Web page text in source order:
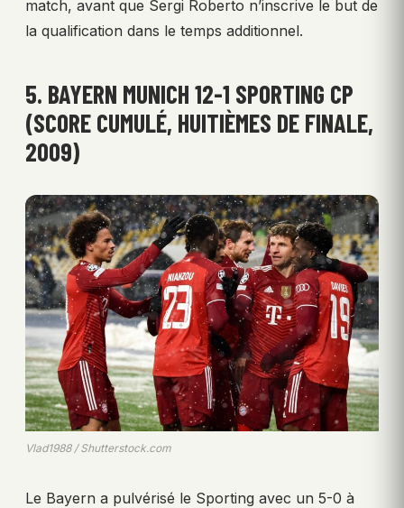
match, avant que Sergi Roberto n’inscrive le but de
la qualification dans le temps additionnel.
5. BAYERN MUNICH 12-1 SPORTING CP
(SCORE CUMULÉ, HUITIÈMES DE FINALE,
2009)
Vlad1988 / Shutterstock.com
Le Bayern a pulvérisé le Sporting avec un 5-0 à